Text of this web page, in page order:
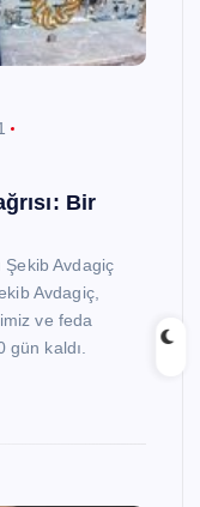
Bir
Şekib Avdagiç
Avdagiç,
ve feda
gün kaldı.